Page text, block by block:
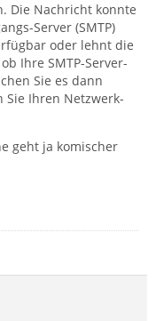
Die Nachricht konnte
Server (SMTP)
oder lehnt die
Ihre SMTP-Server-
Sie es dann
Sie Ihren Netzwerk-
geht ja komischer